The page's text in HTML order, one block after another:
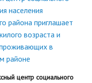
населения
района приглашает
возраста и
в
районе
центр социального